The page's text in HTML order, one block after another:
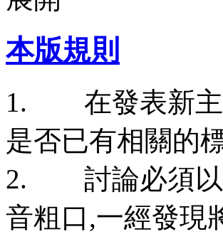
本版規則
1. 在發表新主
是否已有相關的
2. 討論必須以
音粗口,一經發現